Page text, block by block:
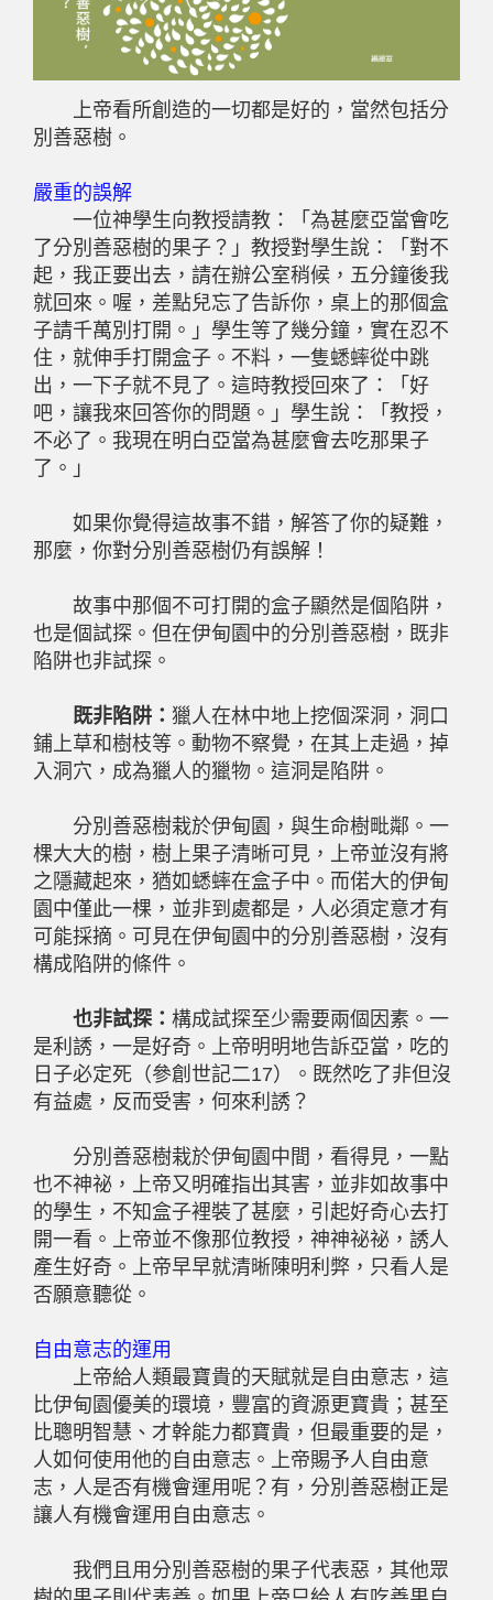
上帝看所創造的一切都是好的，當然包括分
別善惡樹。
嚴重的誤解
一位神學生向教授請教：「為甚麼亞當會吃
了分別善惡樹的果子？」教授對學生說：「對不
起，我正要出去，請在辦公室稍候，五分鐘後我
就回來。喔，差點兒忘了告訴你，桌上的那個盒
子請千萬別打開。」學生等了幾分鐘，實在忍不
住，就伸手打開盒子。不料，一隻蟋蟀從中跳
出，一下子就不見了。這時教授回來了：「好
吧，讓我來回答你的問題。」學生說：「教授，
不必了。我現在明白亞當為甚麼會去吃那果子
了。」
如果你覺得這故事不錯，解答了你的疑難，
那麼，你對分別善惡樹仍有誤解！
故事中那個不可打開的盒子顯然是個陷阱，
也是個試探。但在伊甸園中的分別善惡樹，既非
陷阱也非試探。
既非陷阱： 獵人在林中地上挖個深洞，洞口
鋪上草和樹枝等。動物不察覺，在其上走過，掉
入洞穴，成為獵人的獵物。這洞是陷阱。
分別善惡樹栽於伊甸園，與生命樹毗鄰。一
棵大大的樹，樹上果子清晰可見，上帝並沒有將
之隱藏起來，猶如蟋蟀在盒子中。而偌大的伊甸
園中僅此一棵，並非到處都是，人必須定意才有
可能採摘。可見在伊甸園中的分別善惡樹，沒有
構成陷阱的條件。
也非試探： 構成試探至少需要兩個因素。一
是利誘，一是好奇。上帝明明地告訴亞當，吃的
日子必定死（參創世記二17）。既然吃了非但沒
有益處，反而受害，何來利誘？
分別善惡樹栽於伊甸園中間，看得見，一點
也不神祕，上帝又明確指出其害，並非如故事中
的學生，不知盒子裡裝了甚麼，引起好奇心去打
開一看。上帝並不像那位教授，神神祕祕，誘人
產生好奇。上帝早早就清晰陳明利弊，只看人是
否願意聽從。
自由意志的運用
上帝給人類最寶貴的天賦就是自由意志，這
比伊甸園優美的環境，豐富的資源更寶貴；甚至
比聰明智慧、才幹能力都寶貴，但最重要的是，
人如何使用他的自由意志。上帝賜予人自由意
志，人是否有機會運用呢？有，分別善惡樹正是
讓人有機會運用自由意志。
我們且用分別善惡樹的果子代表惡，其他眾